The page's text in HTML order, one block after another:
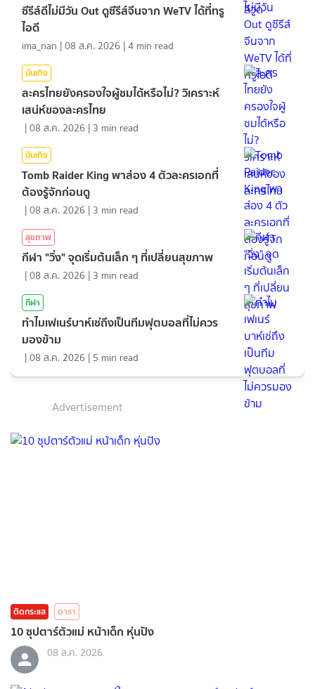
ซีรีส์ดีไม่มีวัน Out ดูซีรีส์จีนจาก WeTV ได้ที่ทรู
ไอดี
ima_nan |08 ส.ค. 2026 |4 min read
บันเทิง
ละครไทยยังครองใจผู้ชมได้หรือไม่? วิเคราะห์
เสน่ห์ของละครไทย
|08 ส.ค. 2026 | 3 min read
บันเทิง
Tomb Raider King พาส่อง 4 ตัวละครเอกที่
ต้องรู้จักก่อนดู
|08 ส.ค. 2026 | 3 min read
สุขภาพ
กีฬา "วิ่ง" จุดเริ่มต้นเล็ก ๆ ที่เปลี่ยนสุขภาพ
|08 ส.ค. 2026 | 3 min read
กีฬา
ทำไมเฟเนร์บาห์เช่ถึงเป็นทีมฟุตบอลที่ไม่ควร
มองข้าม
|08 ส.ค. 2026 | 5 min read
Advertisement
ติดกระแส ดารา
10 ซุปตาร์ตัวแม่ หน้าเด็ก หุ่นปัง
08 ส.ค. 2026